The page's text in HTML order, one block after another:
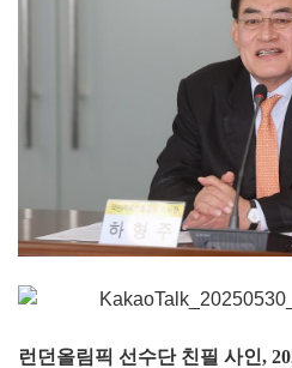
런던올림픽 선수단 친필 사인,